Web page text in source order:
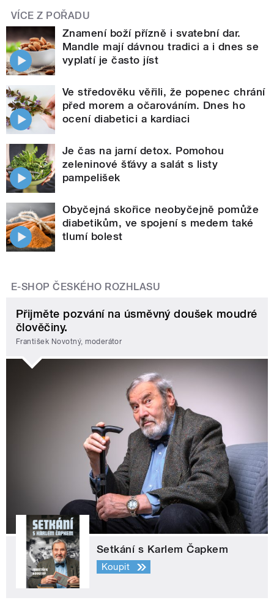
VÍCE Z POŘADU
Znamení boží přízně i svatební dar.
Mandle mají dávnou tradici a i dnes se
vyplatí je často jíst
Ve středověku věřili, že popenec chrání
před morem a očarováním. Dnes ho
ocení diabetici a kardiaci
Je čas na jarní detox. Pomohou
zeleninové šťávy a salát s listy
pampelišek
Obyčejná skořice neobyčejně pomůže
diabetikům, ve spojení s medem také
tlumí bolest
E-SHOP ČESKÉHO ROZHLASU
Přijměte pozvání na úsměvný doušek moudré
člověčiny.
František Novotný, moderátor
Setkání s Karlem Čapkem
Koupit